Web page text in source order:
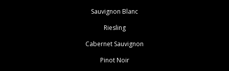
Sauvignon Blanc
Riesling
Cabernet Sauvignon
Pinot Noir